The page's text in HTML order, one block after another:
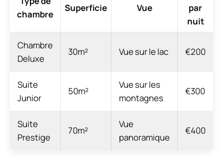
chambre
Superficie Vue
par
nuit
Chambre
Deluxe
30m² Vue sur le lac €200
Suite
Junior
50m²
Vue sur les
montagnes
€300
Suite
Prestige
70m²
Vue
panoramique
€400